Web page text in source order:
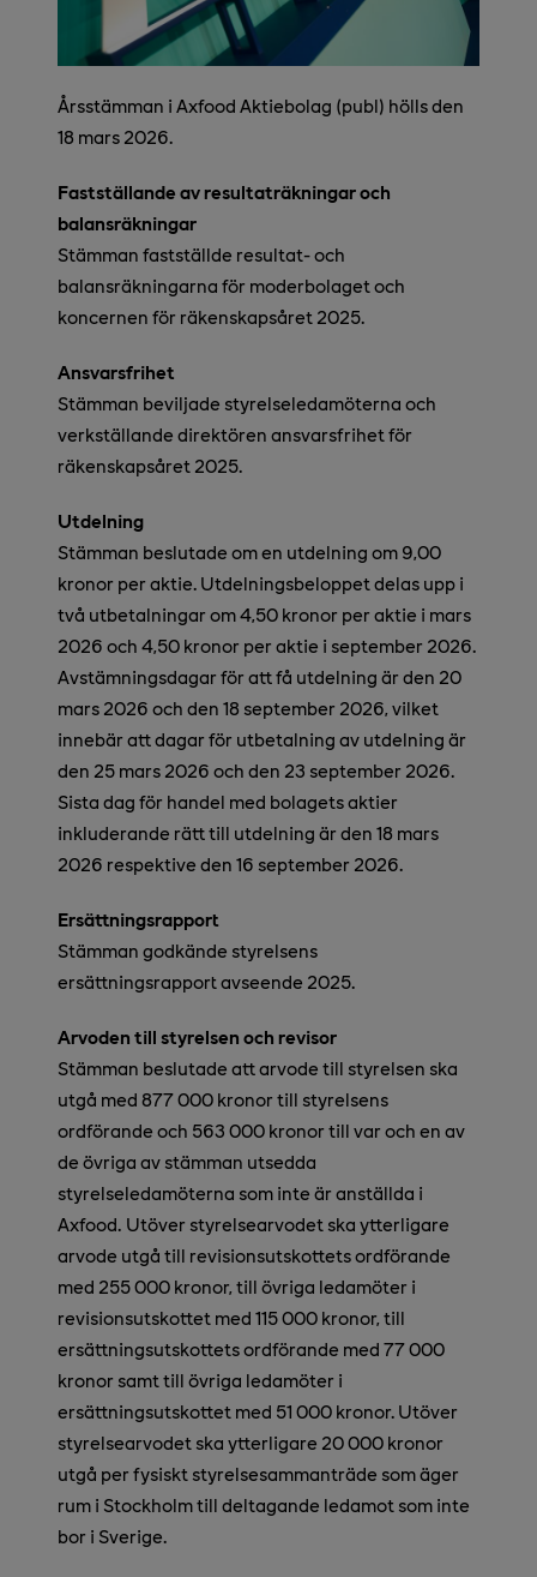
Årsstämman i Axfood Aktiebolag (publ) hölls den
18 mars 2026.
Fastställande av resultaträkningar och
balansräkningar
Stämman fastställde resultat- och
balansräkningarna för moderbolaget och
koncernen för räkenskapsåret 2025.
Ansvarsfrihet
Stämman beviljade styrelseledamöterna och
verkställande direktören ansvarsfrihet för
räkenskapsåret 2025.
Utdelning
Stämman beslutade om en utdelning om 9,00
kronor per aktie. Utdelningsbeloppet delas upp i
två utbetalningar om 4,50 kronor per aktie i mars
2026 och 4,50 kronor per aktie i september 2026.
Avstämningsdagar för att få utdelning är den 20
mars 2026 och den 18 september 2026, vilket
innebär att dagar för utbetalning av utdelning är
den 25 mars 2026 och den 23 september 2026.
Sista dag för handel med bolagets aktier
inkluderande rätt till utdelning är den 18 mars
2026 respektive den 16 september 2026.
Ersättningsrapport
Stämman godkände styrelsens
ersättningsrapport avseende 2025.
Arvoden till styrelsen och revisor
Stämman beslutade att arvode till styrelsen ska
utgå med 877 000 kronor till styrelsens
ordförande och 563 000 kronor till var och en av
de övriga av stämman utsedda
styrelseledamöterna som inte är anställda i
Axfood. Utöver styrelsearvodet ska ytterligare
arvode utgå till revisionsutskottets ordförande
med 255 000 kronor, till övriga ledamöter i
revisionsutskottet med 115 000 kronor, till
ersättningsutskottets ordförande med 77 000
kronor samt till övriga ledamöter i
ersättningsutskottet med 51 000 kronor. Utöver
styrelsearvodet ska ytterligare 20 000 kronor
utgå per fysiskt styrelsesammanträde som äger
rum i Stockholm till deltagande ledamot som inte
bor i Sverige.